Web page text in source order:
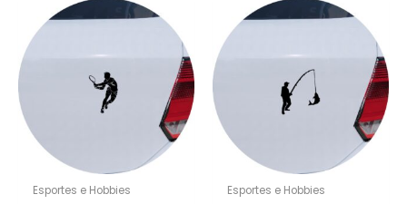
Esportes e Hobbies Esportes e Hobbies